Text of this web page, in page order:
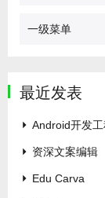
一级菜单
最近发表
Android开发
资深文案编辑
Edu Carva